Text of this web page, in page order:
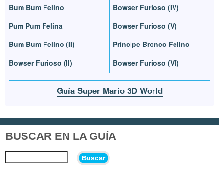
Bum Bum Felino
Pum Pum Felina
Bum Bum Felino (II)
Bowser Furioso (II)
Bowser Furioso (IV)
Bowser Furioso (V)
Príncipe Bronco Felino
Bowser Furioso (VI)
Guía Super Mario 3D World
BUSCAR EN LA GUÍA
Buscar